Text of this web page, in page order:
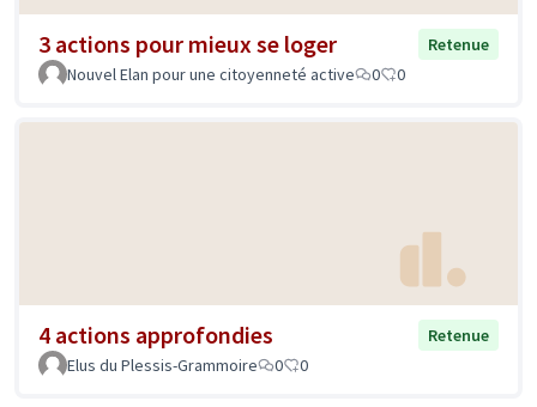
3 actions pour mieux se loger
Retenue
Nouvel Elan pour une citoyenneté active
0 0
4 actions approfondies
Retenue
Elus du Plessis-Grammoire
0 0